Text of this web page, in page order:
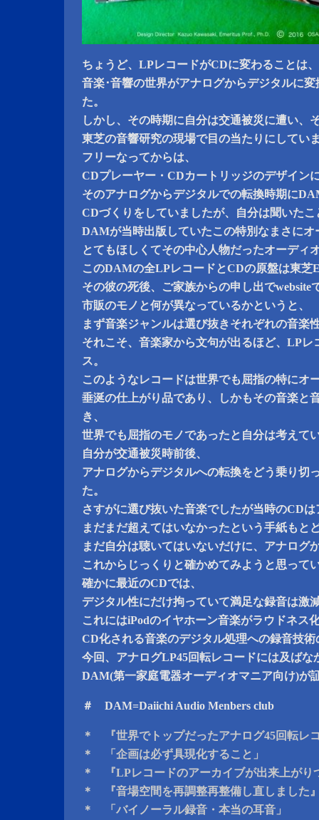
ちょうど、LPレコードがCDに変わることは、
音楽･音響の世界がアナログからデジタルに
た。
しかし、その時期に自分は交通被災に遭い、
東芝の音響研究の現場で目の当たりにしてい
フリーなってからは、
CDプレーヤー・CDカートリッジのデザイン
そのアナログからデジタルでの転換時期に
CDづくりをしていましたが、自分は聞いた
DAMが当時出版していたこの特別なまさに
とてもほしくてその中心人物だったオーディ
このDAMの全LPレコードとCDの原盤は東芝
その彼の死後、ご家族からの申し出でwebsite
市販のモノと何が異なっているかというと、
まず音楽ジャンルは選び抜きそれぞれの音楽
それこそ、音楽家から文句が出るほど、LPレ
ス。
このようなレコードは世界でも屈指の特にオ
垂涎の仕上がり品であり、しかもその音楽と
き、
世界でも屈指のモノであったと自分は考えて
自分が交通被災時前後、
アナログからデジタルへの転換をどう乗り切
た。
さすがに選び抜いた音楽でしたが当時のCD
まだまだ超えてはいなかったという手紙もと
まだ自分は聴いてはいないだけに、アナログ
これからじっくりと確かめてみようと思って
確かに最近のCDでは、
デジタル性にだけ拘っていて満足な録音は激
これにはiPodのイヤホーン音楽がラウドネス
CD化される音楽のデジタル処理への録音技
今回、アナログLP45回転レコードには及ばな
DAM(第一家庭電器オーディオマニア向け)が
＃ DAM=Daiichi Audio Menbers club
＊ 『世界でトップだったアナログ45回転レ
＊ 「企画は必ず具現化すること」
＊ 『LPレコードのアーカイブが出来上がり
＊ 『音場空間を再調整再整備し直しました
＊ 「バイノーラル録音・本当の耳音」